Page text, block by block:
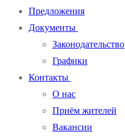
Предложения
Документы
Законодательство
Графики
Контакты
О нас
Приём жителей
Вакансии